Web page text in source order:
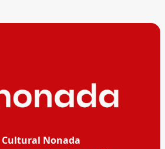
Cultural Nonada